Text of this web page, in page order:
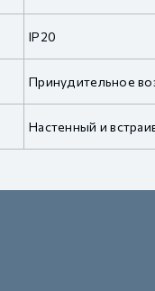
IP20
Принудительное
Настенный и